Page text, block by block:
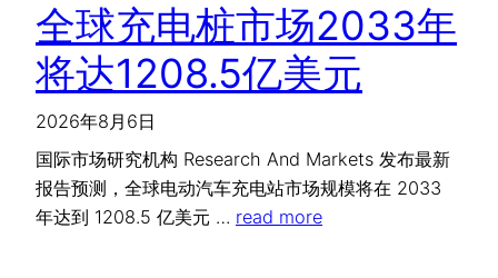
全球充电桩市场2033年
将达1208.5亿美元
2026年8月6日
国际市场研究机构 Research And Markets 发布最新
报告预测，全球电动汽车充电站市场规模将在 2033
年达到 1208.5 亿美元 … read more